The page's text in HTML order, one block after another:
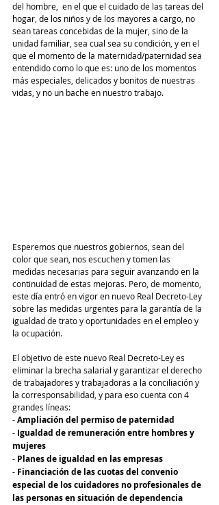
del hombre,  en el que el cuidado de las tareas del
hogar, de los niños y de los mayores a cargo, no
sean tareas concebidas de la mujer, sino de la
unidad familiar, sea cual sea su condición, y en el
que el momento de la maternidad/paternidad sea
entendido como lo que es: uno de los momentos
más especiales, delicados y bonitos de nuestras
vidas, y no un bache en nuestro trabajo.
Esperemos que nuestros gobiernos, sean del
color que sean, nos escuchen y tomen las
medidas necesarias para seguir avanzando en la
continuidad de estas mejoras. Pero, de momento,
este día entró en vigor en nuevo Real Decreto-Ley
sobre las medidas urgentes para la garantía de la
igualdad de trato y oportunidades en el empleo y
la ocupación.
El objetivo de este nuevo Real Decreto-Ley es
eliminar la brecha salarial y garantizar el derecho
de trabajadores y trabajadoras a la conciliación y
la corresponsabilidad, y para eso cuenta con 4
grandes líneas:
- Ampliación del permiso de paternidad
- Igualdad de remuneración entre hombres y
mujeres
- Planes de igualdad en las empresas
- Financiación de las cuotas del convenio
especial de los cuidadores no profesionales de
las personas en situación de dependencia